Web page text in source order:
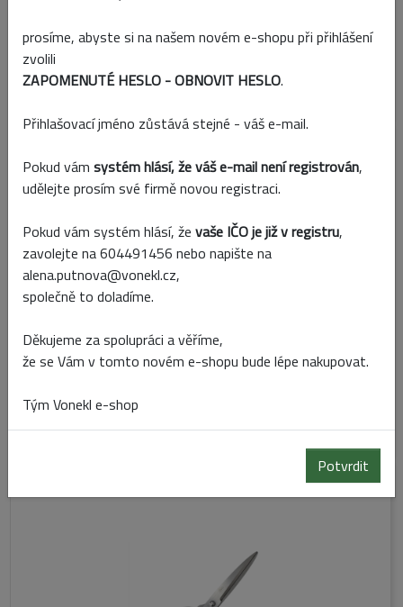
Kód:
Skladem
prosíme, abyste si na našem novém e-shopu při přihlášení
zvolili
ZAPOMENUTÉ HESLO - OBNOVIT HESLO.
Přihlašovací jméno zůstává stejné - váš e-mail.
Pokud vám systém hlásí, že váš e-mail není registrován,
udělejte prosím své firmě novou registraci.
Pokud vám systém hlásí, že vaše IČO je již v registru,
zavolejte na 604491456 nebo napište na
alena.putnova@vonekl.cz,
společně to doladíme.
Děkujeme za spolupráci a věříme,
že se Vám v tomto novém e-shopu bude lépe nakupovat.
Tým Vonekl e-shop
Potvrdit